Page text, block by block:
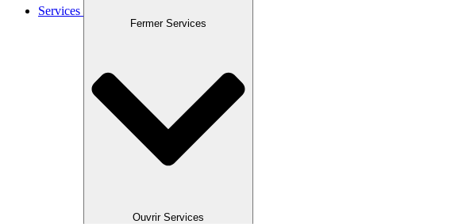
Services
Fermer Services
Ouvrir Services